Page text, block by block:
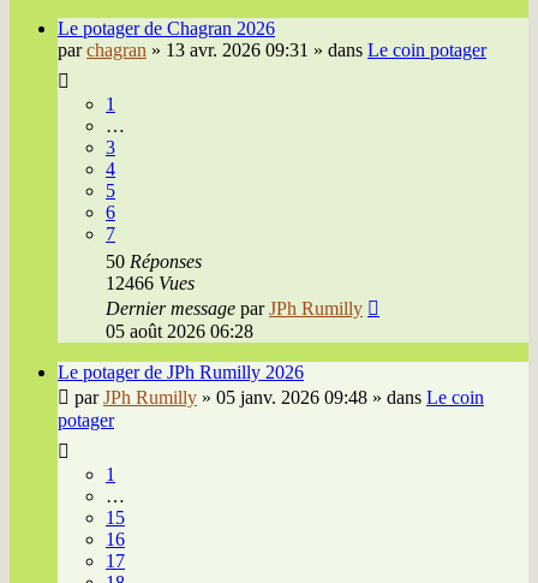
Le potager de Chagran 2026
parchagran » 13 avr. 2026 09:31 » dans Le coin potager
1
…
3
4
5
6
7
50 Réponses
12466 Vues
Dernier message parJPh Rumilly
05 août 2026 06:28
Le potager de JPh Rumilly 2026
parJPh Rumilly » 05 janv. 2026 09:48 » dans Le coin
potager
1
…
15
16
17